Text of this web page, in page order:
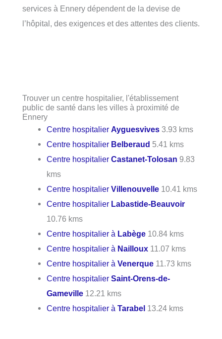
services à Ennery dépendent de la devise de
l’hôpital, des exigences et des attentes des clients.
Trouver un centre hospitalier, l'établissement
public de santé dans les villes à proximité de
Ennery
Centre hospitalierAyguesvives 3.93 kms
Centre hospitalier Belberaud 5.41 kms
Centre hospitalierCastanet-Tolosan 9.83
kms
Centre hospitalierVillenouvelle 10.41 kms
Centre hospitalier Labastide-Beauvoir
10.76 kms
Centre hospitalier à Labège 10.84 kms
Centre hospitalier à Nailloux 11.07 kms
Centre hospitalier àVenerque 11.73 kms
Centre hospitalierSaint-Orens-de-
Gameville 12.21 kms
Centre hospitalier àTarabel 13.24 kms